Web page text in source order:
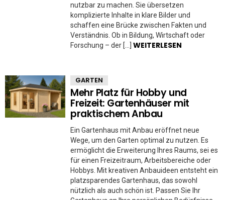
nutzbar zu machen. Sie übersetzen
komplizierte Inhalte in klare Bilder und
schaffen eine Brücke zwischen Fakten und
Verständnis. Ob in Bildung, Wirtschaft oder
Forschung – der […] WEITERLESEN
GARTEN
Mehr Platz für Hobby und
Freizeit: Gartenhäuser mit
praktischem Anbau
Ein Gartenhaus mit Anbau eröffnet neue
Wege, um den Garten optimal zu nutzen. Es
ermöglicht die Erweiterung Ihres Raums, sei es
für einen Freizeitraum, Arbeitsbereiche oder
Hobbys. Mit kreativen Anbauideen entsteht ein
platzsparendes Gartenhaus, das sowohl
nützlich als auch schön ist. Passen Sie Ihr